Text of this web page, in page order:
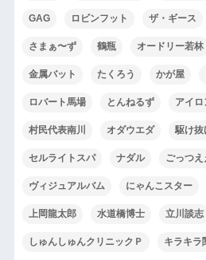
GAG ロビンフット ザ・ギース
さまぁ〜ず 鶴瓶 オードリー若林
金属バット たくろう かが屋
ロバート馬場 とんねるず アイロ
村民代表南川 オダウエダ 駆け抜
セルライトスパ ナダル ごっつえ
ヴィジュアルバム にゃんこスター
上岡龍太郎 水道橋博士 立川談志
しゅんしゅんクリニックＰ キラキラ